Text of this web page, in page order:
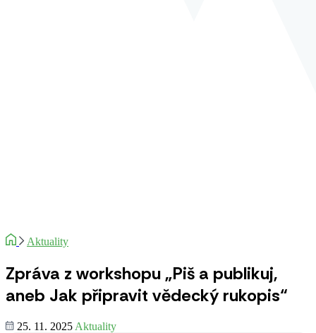
Aktuality
Zpráva z workshopu „Piš a publikuj,
aneb Jak připravit vědecký rukopis“
25. 11. 2025 Aktuality